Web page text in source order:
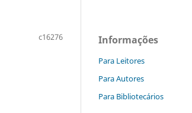
c16276
Informações
Para Leitores
Para Autores
Para Bibliotecários